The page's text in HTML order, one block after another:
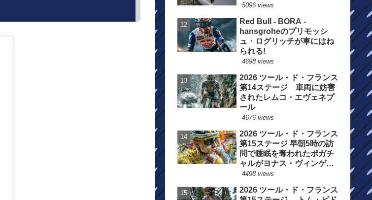
5096 views
Red Bull - BORA -
hansgroheのプリモッシ
ュ・ログリッチが車にはね
られる!
4698 views
2026 ツール・ド・フランス
第14ステージ 車両に妨害
されたレムコ・エヴェネプ
ール
4676 views
2026 ツール・ド・フランス
第15ステージ 早朝5時の訪
問で睡眠を奪われたポガチ
ャルがヨナス・ヴィンゲゴ
ーの離脱を惜しむ
4498 views
2026 ツール・ド・フランス